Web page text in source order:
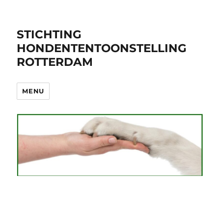
STICHTING
HONDENTENTOONSTELLING
ROTTERDAM
MENU